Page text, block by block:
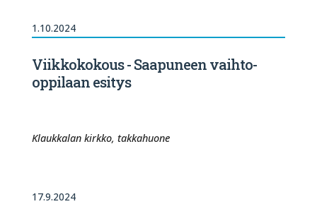
1.10.2024
Viikkokokous - Saapuneen vaihto-
oppilaan esitys
Klaukkalan kirkko, takkahuone
17.9.2024